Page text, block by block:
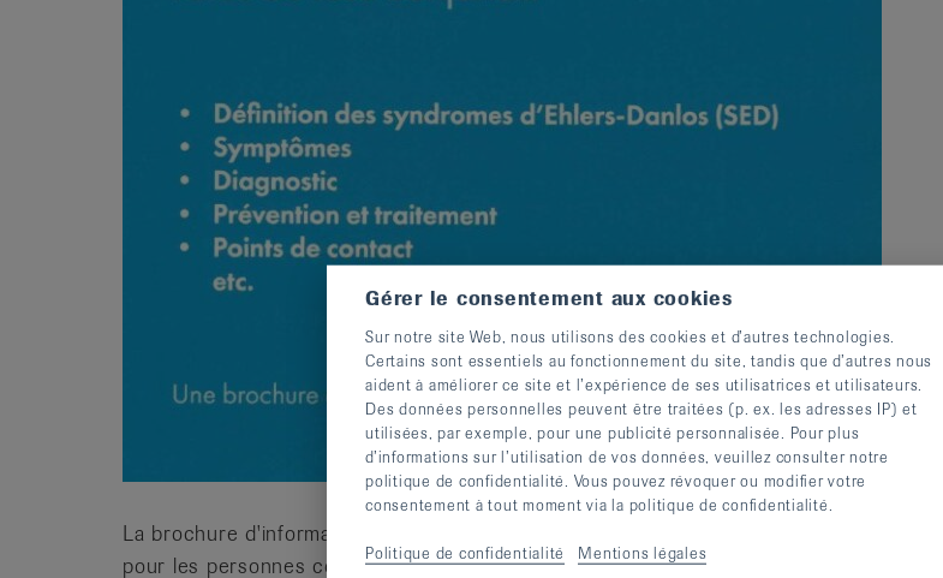
La brochure d'information fournit une vue d'ensemble précieuse et peut servir de guide
pour les personnes concernées et les professionnels.
Gérer le consentement aux cookies
Sur notre site Web, nous utilisons des cookies et d’autres technologies.
Certains sont essentiels au fonctionnement du site, tandis que d’autres nous
aident à améliorer ce site et l’expérience de ses utilisatrices et utilisateurs.
Des données personnelles peuvent être traitées (p. ex. les adresses IP) et
utilisées, par exemple, pour une publicité personnalisée. Pour plus
d’informations sur l’utilisation de vos données, veuillez consulter notre
politique de confidentialité. Vous pouvez révoquer ou modifier votre
consentement à tout moment via la politique de confidentialité.
Politique de confidentialité Mentions légales